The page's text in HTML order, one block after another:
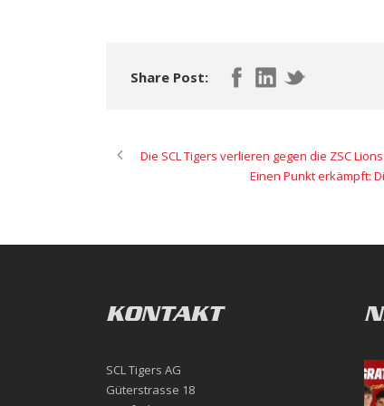
Share Post:
Die SCL Tigers verlieren gegen die ZSC
Einen Punkt erkämpft:
KONTAKT
SCL Tigers AG
Güterstrasse 18